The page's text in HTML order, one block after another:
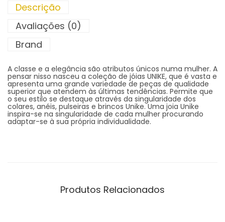
Descrição
Avaliações (0)
Brand
A classe e a elegância são atributos únicos numa mulher. A
pensar nisso nasceu a coleção de jóias UNIKE, que é vasta e
apresenta uma grande variedade de peças de qualidade
superior que atendem às últimas tendências. Permite que
o seu estilo se destaque através da singularidade dos
colares, anéis, pulseiras e brincos Unike. Uma joia Unike
inspira-se na singularidade de cada mulher procurando
adaptar-se à sua própria individualidade.
Produtos Relacionados